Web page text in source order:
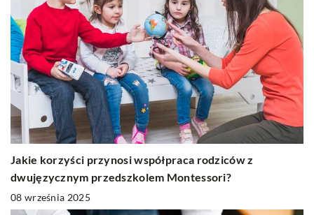
Jakie korzyści przynosi współpraca rodziców z
dwujęzycznym przedszkolem Montessori?
08 września 2025